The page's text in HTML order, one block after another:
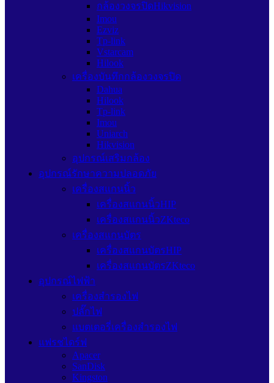
กล้องวงจรปิดHikvision
Imou
Ezviz
Tp-link
Vstarcam
Hilook
เครื่องบันทึกกล้องวงจรปิด
Dahua
Hilook
Tp-link
Imou
Uniarch
Hikvision
อุปกรณ์เสริมกล้อง
อุปกรณ์รักษาความปลอดภัย
เครื่องสแกนนิ้ว
เครื่องสแกนนิ้วHIP
เครื่องสแกนนิ้วZKteco
เครื่องสแกนบัตร
เครื่องสแกนบัตรHIP
เครื่องสแกนบัตรZKteco
อุปกรณ์ไฟฟ้า
เครื่องสำรองไฟ
ปลั๊กไฟ
แบตเตอรี่เครื่องสำรองไฟ
แฟรชไดร์ฟ
Apacer
SanDisk
Kingston